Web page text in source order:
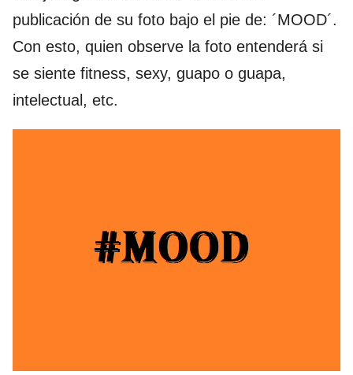
publicación de su foto bajo el pie de: ´MOOD´.
Con esto, quien observe la foto entenderá si
se siente fitness, sexy, guapo o guapa,
intelectual, etc.